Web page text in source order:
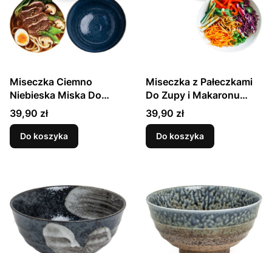
Miseczka Ciemno
Niebieska Miska Do
Makaronu Udon Izayoi
17cm EDO JAPAN
Cena
39,90 zł
Do koszyka
Miseczka z Pałeczkami
Do Zupy i Makaronu
Soba Motyw Szczęśliwe
Kotki EMRO AZIATICA
Cena
39,90 zł
Do koszyka